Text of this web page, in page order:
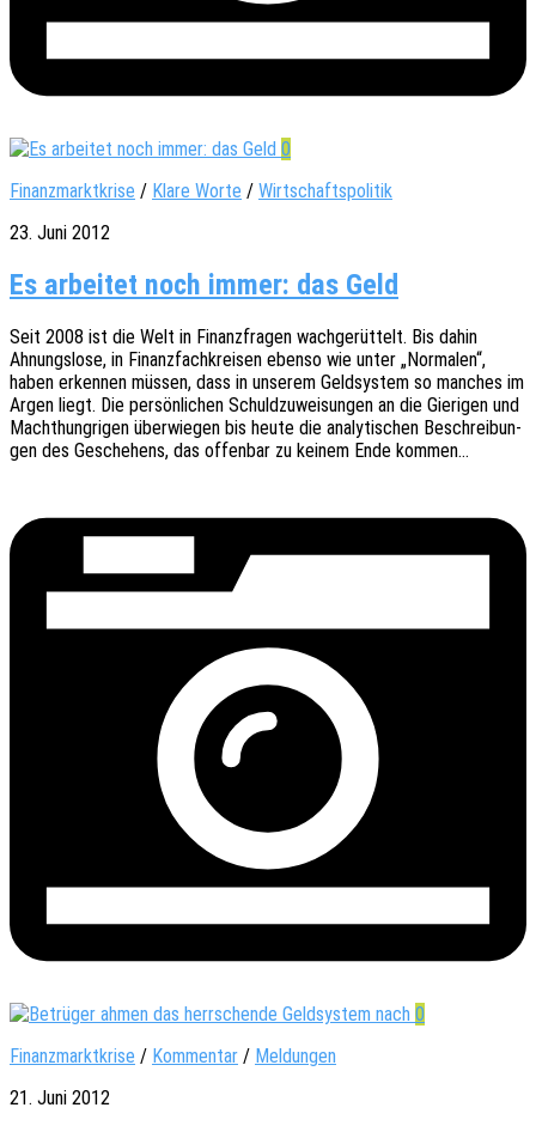
0
Finanzmarktkrise / Klare Worte / Wirtschaftspolitik
23. Juni 2012
Es arbeitet noch immer: das Geld
Seit 2008 ist die Welt in Finanz­fra­gen wach­ge­rüt­telt. Bis dahin
Ahnungs­lo­se, in Finanz­fach­krei­sen ebenso wie unter „Norma­len“,
haben erken­nen müssen, dass in unse­rem Geld­sys­tem so manches im
Argen liegt. Die persön­li­chen Schuld­zu­wei­sun­gen an die Gieri­gen und
Macht­hung­ri­gen über­wie­gen bis heute die analy­ti­schen Beschrei­bun­
gen des Gesche­hens, das offen­bar zu keinem Ende kommen…
0
Finanzmarktkrise / Kommentar / Meldungen
21. Juni 2012